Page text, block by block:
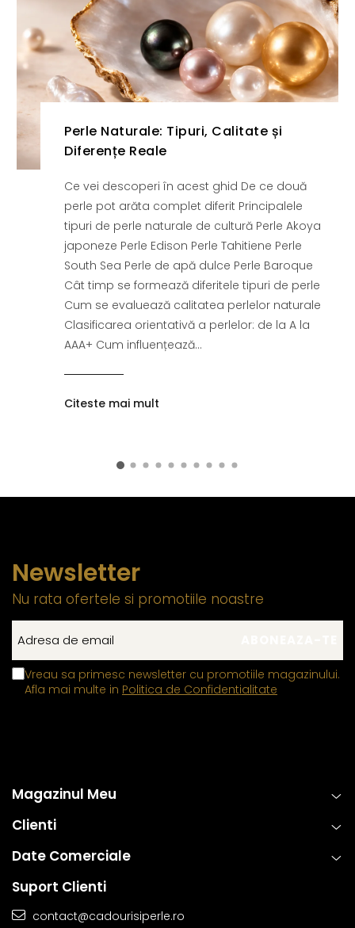
Perle Naturale: Tipuri, Calitate și
Diferențe Reale
Ce vei descoperi în acest ghid De ce două
perle pot arăta complet diferit Principalele
tipuri de perle naturale de cultură Perle Akoya
japoneze Perle Edison Perle Tahitiene Perle
South Sea Perle de apă dulce Perle Baroque
Cât timp se formează diferitele tipuri de perle
Cum se evaluează calitatea perlelor naturale
Clasificarea orientativă a perlelor: de la A la
AAA+ Cum influențează...
Citeste mai mult
Newsletter
Nu rata ofertele si promotiile noastre
Vreau sa primesc newsletter cu promotiile magazinului.
Afla mai multe in Politica de Confidentialitate
Magazinul Meu
Clienti
Date Comerciale
Suport Clienti
contact@cadourisiperle.ro